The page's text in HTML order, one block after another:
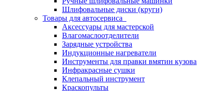
Шлифовальные диски (круги)
Товары для автосервиса
Аксессуары для мастерской
Влагомаслоотделители
Зарядные устройства
Индукционные нагреватели
Инструменты для правки вмятин кузова
Инфракрасные сушки
Клепальный инструмент
Краскопульты